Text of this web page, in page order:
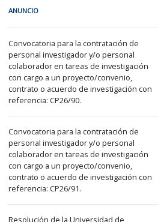
cada
fila
de
la
siguiente
tabla
encontrará
los
anuncios
del
tablón
seleccionado
previamente.
En
la
ANUNCIO
Convocatoria para la contratación de
personal investigador y/o personal
colaborador en tareas de investigación
con cargo a un proyecto/convenio,
contrato o acuerdo de investigación con
referencia: CP26/90.
Convocatoria para la contratación de
personal investigador y/o personal
colaborador en tareas de investigación
con cargo a un proyecto/convenio,
contrato o acuerdo de investigación con
referencia: CP26/91.
Resolución de la Universidad de